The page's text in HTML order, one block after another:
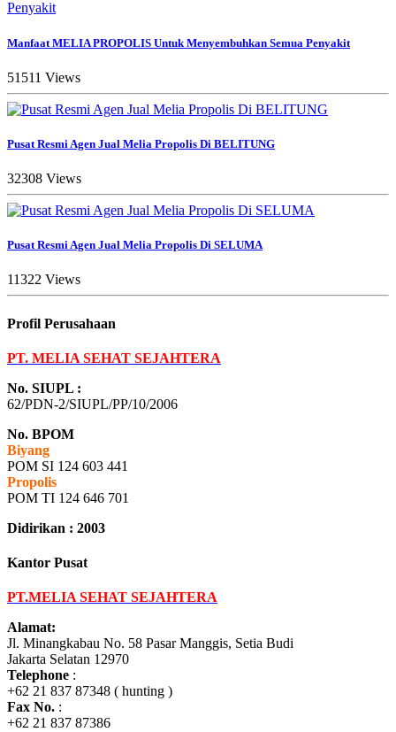
Manfaat MELIA PROPOLIS Untuk Menyembuhkan Semua Penyakit
51511 Views
Pusat Resmi Agen Jual Melia Propolis Di BELITUNG
32308 Views
Pusat Resmi Agen Jual Melia Propolis Di SELUMA
11322 Views
Profil Perusahaan
PT. MELIA SEHAT SEJAHTERA
No. SIUPL :
62/PDN-2/SIUPL/PP/10/2006
No. BPOM
Biyang
POM SI 124 603 441
Propolis
POM TI 124 646 701
Didirikan : 2003
Kantor Pusat
PT.MELIA SEHAT SEJAHTERA
Alamat:
Jl. Minangkabau No. 58 Pasar Manggis, Setia Budi
Jakarta Selatan 12970
Telephone :
+62 21 837 87348 ( hunting )
Fax No. :
+62 21 837 87386